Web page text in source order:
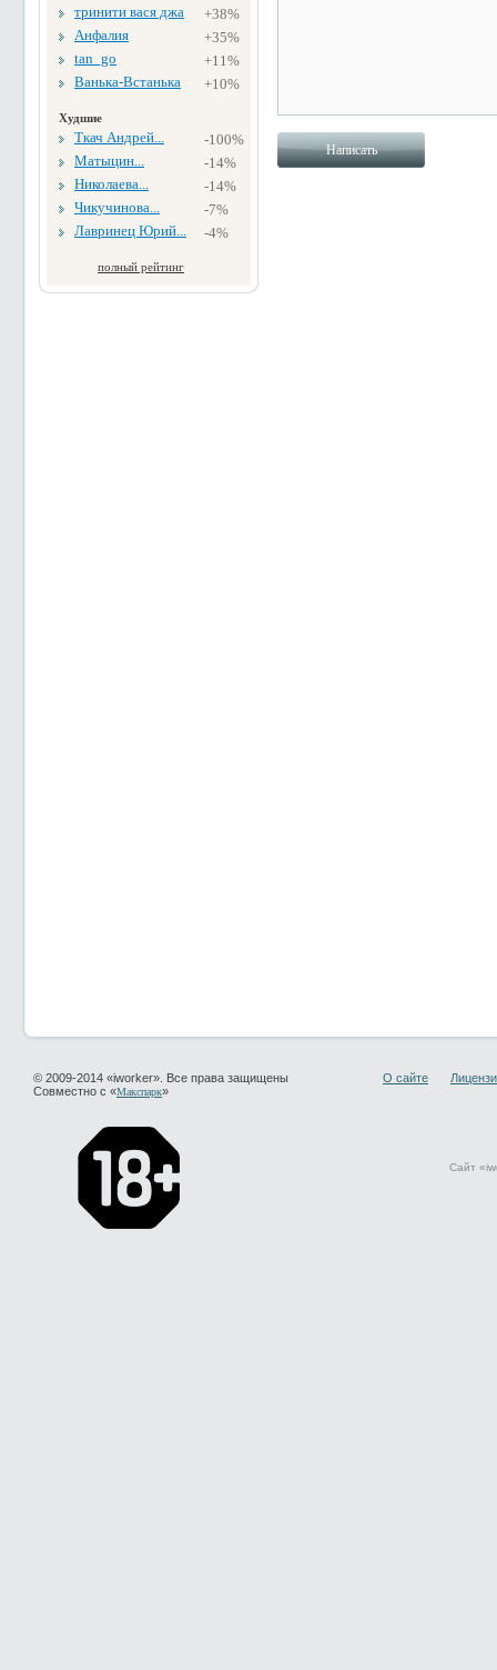
тринити вася джа
+38%
Анфалия
+35%
tan_go
+11%
Ванька-Встанька
+10%
Худшие
Ткач Андрей...
-100%
Матыцин...
-14%
Николаева...
-14%
Чикучинова...
-7%
Лавринец Юрий...
-4%
полный рейтинг
© 2009-2014 «iworker». Все права защищены
Совместно с «Макспарк»
О сайте
Сайт